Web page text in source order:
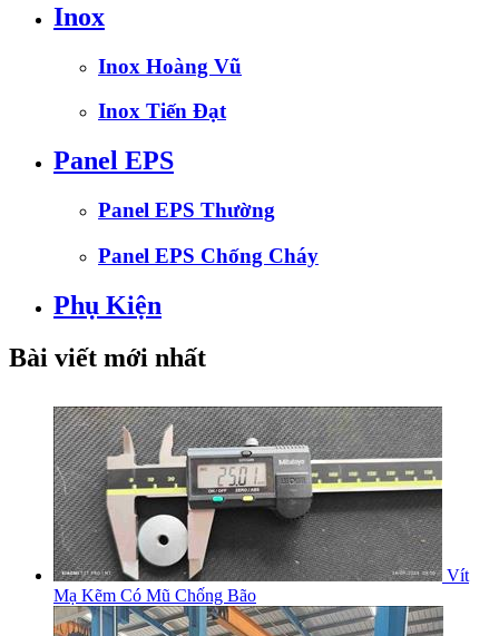
Inox
Inox Hoàng Vũ
Inox Tiến Đạt
Panel EPS
Panel EPS Thường
Panel EPS Chống Cháy
Phụ Kiện
Bài viết mới nhất
Vít
Mạ Kẽm Có Mũ Chống Bão